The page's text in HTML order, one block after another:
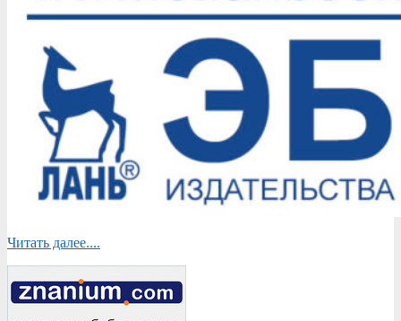
Читать далее....